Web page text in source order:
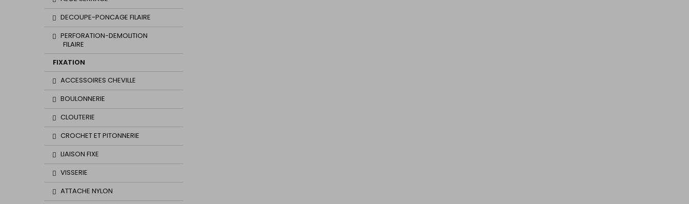
DECOUPE-PONCAGE FILAIRE
PERFORATION-DEMOLITION
FILAIRE
FIXATION
ACCESSOIRES CHEVILLE
BOULONNERIE
CLOUTERIE
CROCHET ET PITONNERIE
LIAISON FIXE
VISSERIE
ATTACHE NYLON